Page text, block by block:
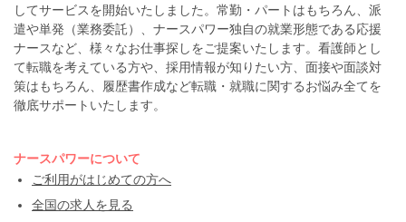
してサービスを開始いたしました。常勤・パートはもちろん、派
遣や単発（業務委託）、ナースパワー独自の就業形態である応援
ナースなど、様々なお仕事探しをご提案いたします。看護師とし
て転職を考えている方や、採用情報が知りたい方、面接や面談対
策はもちろん、履歴書作成など転職・就職に関するお悩み全てを
徹底サポートいたします。
ナースパワーについて
ご利用がはじめての方へ
全国の求人を見る